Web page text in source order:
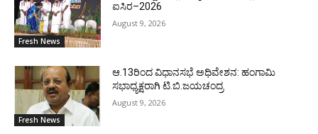
Fresh News
ಐಸಿರ–2026
August 9, 2026
Fresh News
ಆ.13ರಿಂದ ವಿಧಾನಸಭೆ ಅಧಿವೇಶನ: ಹಂಗಾಮಿ
ಸಭಾಧ್ಯಕ್ಷರಾಗಿ ಟಿ.ಬಿ.ಜಯಚಂದ್ರ
August 9, 2026